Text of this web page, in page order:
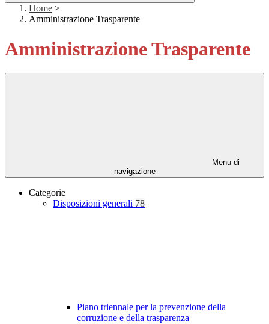
Home >
Amministrazione Trasparente
Amministrazione Trasparente
Menu di
navigazione
Categorie
Disposizioni generali 78
Piano triennale per la prevenzione della
corruzione e della trasparenza